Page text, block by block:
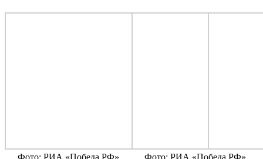
Фото: РИА «Победа РФ» Фото: РИА «Победа РФ»